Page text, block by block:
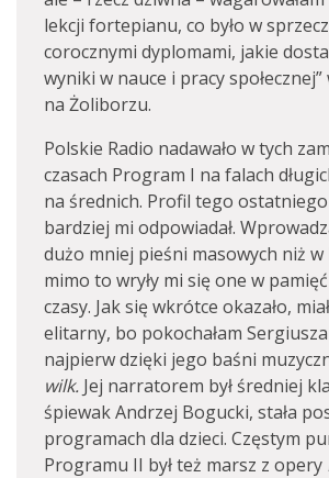
lekcji fortepianu, co było w
corocznymi dyplomami, jakie
wyniki w nauce i pracy społecznej”
na Żoliborzu.
Polskie Radio nadawało w tych
czasach Program I na falach
na średnich. Profil tego
bardziej mi odpowiadał.
dużo mniej pieśni masowych niż w
mimo to wryły mi się one w
czasy. Jak się wkrótce okazało,
elitarny, bo pokochałam
najpierw dzięki jego baśni
wilk. Jej narratorem był średniej
śpiewak Andrzej Bogucki, stała
programach dla dzieci. Częstym
Programu II był też marsz z opery